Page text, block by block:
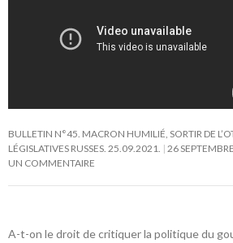
BULLETIN N°45. MACRON HUMILIÉ, SORTIR DE
LÉGISLATIVES RUSSES. 25.09.2021. 26
UN COMMENTAIRE
A-t-on le droit de critiquer la politique du